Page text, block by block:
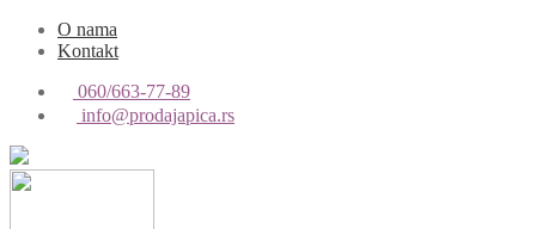
O nama
Kontakt
060/663-77-89
info@prodajapica.rs